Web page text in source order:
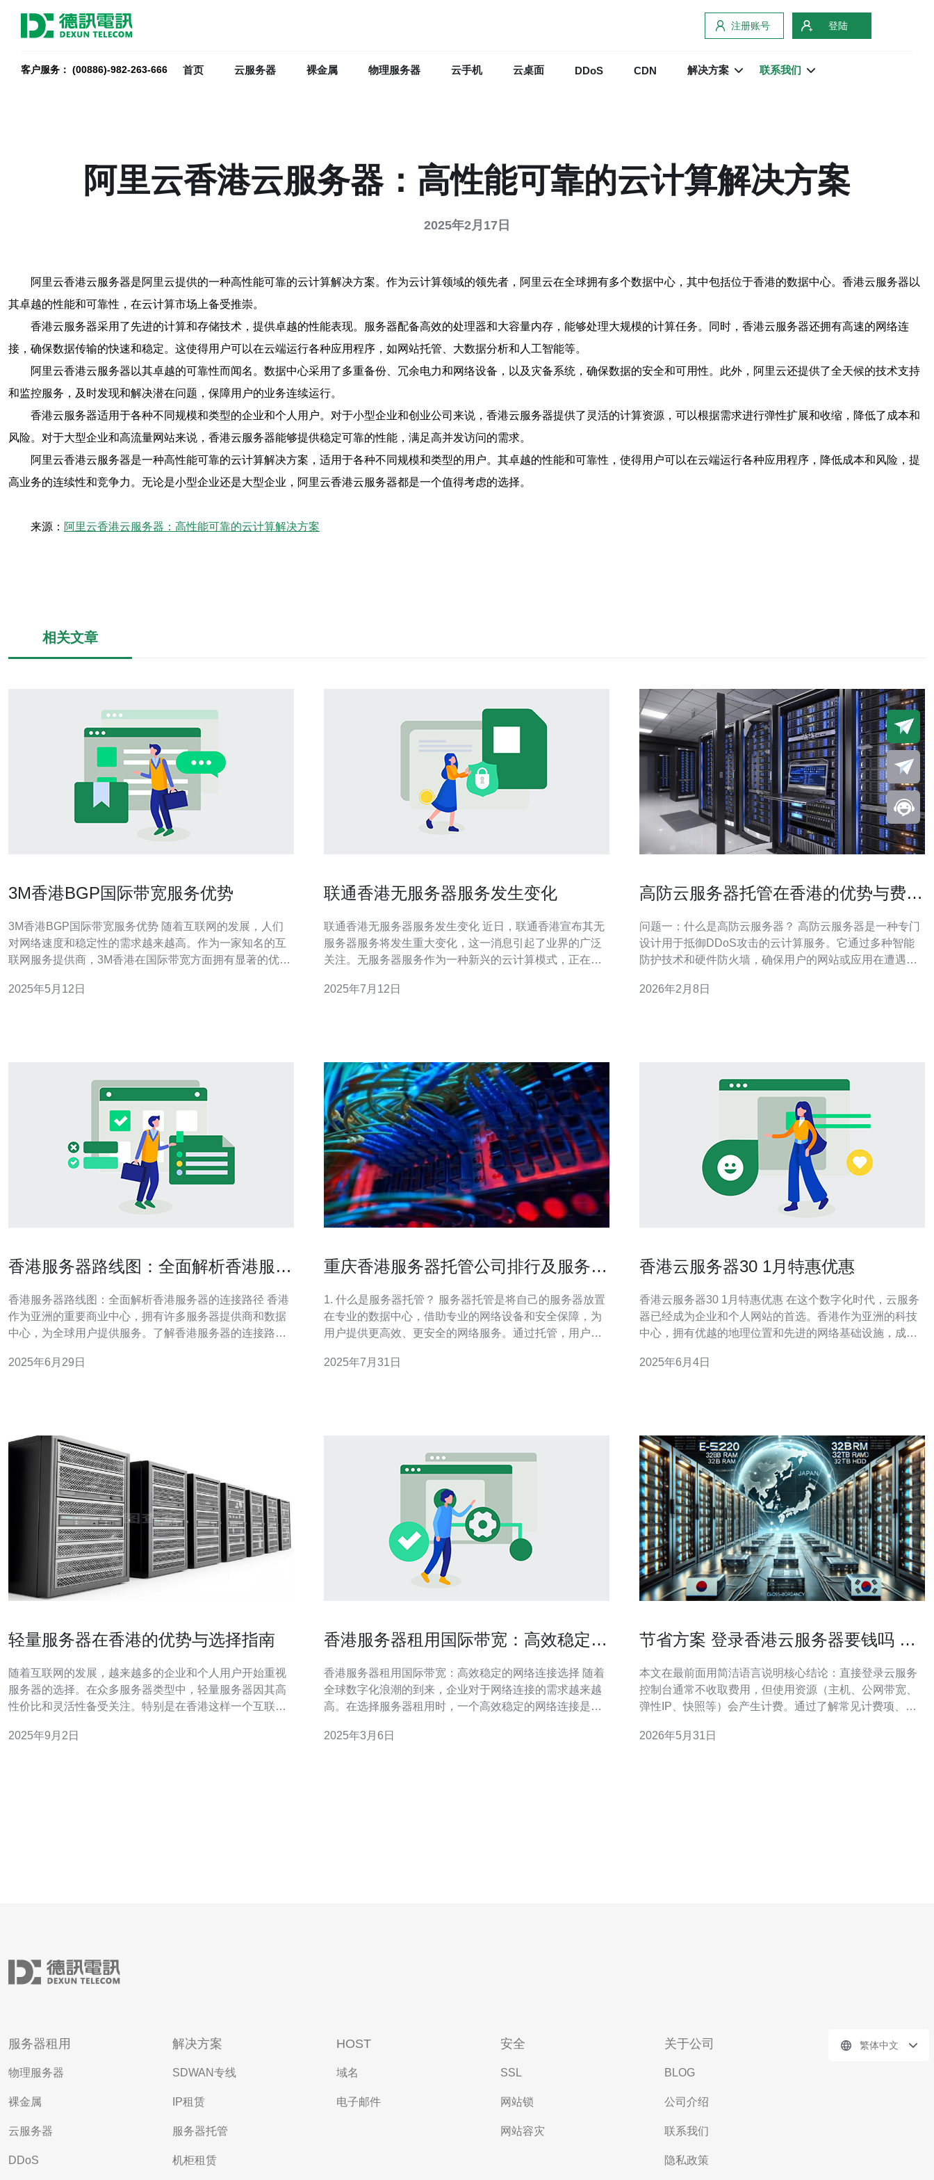
注册账号 登陆
客户服务： (00886)-982-263-666 首页 云服务器 裸金属 物理服务器 云手机 云桌面 DDoS CDN 解决方案 联系我们
阿里云香港云服务器：高性能可靠的云计算解决方案
2025年2月17日
阿里云香港云服务器是阿里云提供的一种高性能可靠的云计算解决方案。作为云计算领域的领先者，阿里云在全球拥有多个数据中心，其中包括位于香港的数据中心。香港云服务器以
其卓越的性能和可靠性，在云计算市场上备受推崇。
香港云服务器采用了先进的计算和存储技术，提供卓越的性能表现。服务器配备高效的处理器和大容量内存，能够处理大规模的计算任务。同时，香港云服务器还拥有高速的网络连
接，确保数据传输的快速和稳定。这使得用户可以在云端运行各种应用程序，如网站托管、大数据分析和人工智能等。
阿里云香港云服务器以其卓越的可靠性而闻名。数据中心采用了多重备份、冗余电力和网络设备，以及灾备系统，确保数据的安全和可用性。此外，阿里云还提供了全天候的技术支持
和监控服务，及时发现和解决潜在问题，保障用户的业务连续运行。
香港云服务器适用于各种不同规模和类型的企业和个人用户。对于小型企业和创业公司来说，香港云服务器提供了灵活的计算资源，可以根据需求进行弹性扩展和收缩，降低了成本和
风险。对于大型企业和高流量网站来说，香港云服务器能够提供稳定可靠的性能，满足高并发访问的需求。
阿里云香港云服务器是一种高性能可靠的云计算解决方案，适用于各种不同规模和类型的用户。其卓越的性能和可靠性，使得用户可以在云端运行各种应用程序，降低成本和风险，提
高业务的连续性和竞争力。无论是小型企业还是大型企业，阿里云香港云服务器都是一个值得考虑的选择。
来源： 阿里云香港云服务器：高性能可靠的云计算解决方案
相关文章
3M香港BGP国际带宽服务优势
3M香港BGP国际带宽服务优势 随着互联网的发展，人们
对网络速度和稳定性的需求越来越高。作为一家知名的互
联网服务提供商，3M香港在国际带宽方面拥有显著的优
确保用户在访问国际网站时能够获得更快的响应速度和更
2025年5月12日
联通香港无服务器服务发生变化
联通香港无服务器服务发生变化 近日，联通香港宣布其无
服务器服务将发生重大变化，这一消息引起了业界的广泛
关注。无服务器服务作为一种新兴的云计算模式，正在逐
户带来怎样的影响？让我们一起来了解。 无服务器服务是
2025年7月12日
高防云服务器托管在香港的优势与费用
问题一：什么是高防云服务器？ 高防云服务器是一种专门
设计用于抵御DDoS攻击的云计算服务。它通过多种智能
防护技术和硬件防火墙，确保用户的网站或应用在遭遇网
宽、高并发的优势，使其能够承受大量的流量和请求，从
2026年2月8日
香港服务器路线图：全面解析香港服务
香港服务器路线图：全面解析香港服务器的连接路径 香港
作为亚洲的重要商业中心，拥有许多服务器提供商和数据
中心，为全球用户提供服务。了解香港服务器的连接路径
香港服务器的连接路径通常分为内地连接和国际连接两部
2025年6月29日
重庆香港服务器托管公司排行及服务对
1. 什么是服务器托管？ 服务器托管是将自己的服务器放置
在专业的数据中心，借助专业的网络设备和安全保障，为
用户提供更高效、更安全的网络服务。通过托管，用户可
业务的发展。 2. 重庆与香港服务器托管的优势 重庆服务器
2025年7月31日
香港云服务器30 1月特惠优惠
香港云服务器30 1月特惠优惠 在这个数字化时代，云服务
器已经成为企业和个人网站的首选。香港作为亚洲的科技
中心，拥有优越的地理位置和先进的网络基础设施，成为
了1月特惠优惠，让您在这个冬季享受更优惠的云服务器服
2025年6月4日
轻量服务器在香港的优势与选择指南
随着互联网的发展，越来越多的企业和个人用户开始重视
服务器的选择。在众多服务器类型中，轻量服务器因其高
性价比和灵活性备受关注。特别是在香港这样一个互联网
本文将深入探讨轻量服务器在香港的优势以及选择指南。
2025年9月2日
香港服务器租用国际带宽：高效稳定的
香港服务器租用国际带宽：高效稳定的网络连接选择 随着
全球数字化浪潮的到来，企业对于网络连接的需求越来越
高。在选择服务器租用时，一个高效稳定的网络连接是非
先进的网络基础设施和丰富的国际带宽资源，成为了许多
2025年3月6日
节省方案 登录香港云服务器要钱吗 常
本文在最前面用简洁语言说明核心结论：直接登录云服务
控制台通常不收取费用，但使用资源（主机、公网带宽、
弹性IP、快照等）会产生计费。通过了解常见计费项、比
显著降低使用 香港云服务器 的总成本。 登录香港云服务
2026年5月31日
服务器租用
物理服务器
裸金属
云服务器
DDoS
解决方案
SDWAN专线
IP租赁
服务器托管
机柜租赁
HOST
域名
电子邮件
安全
SSL
网站锁
网站容灾
关于公司
BLOG
公司介绍
联系我们
隐私政策
繁体中文